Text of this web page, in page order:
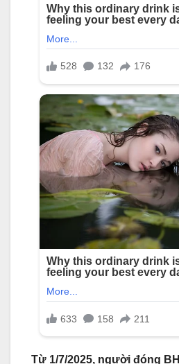
Từ 1/7/2025, người đóng